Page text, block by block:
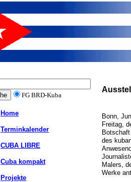
FG BRD-Kuba
Home
Terminkalender
CUBA LIBRE
Cuba kompakt
Projekte
Bonn,
Freitag,
des
Malers,
Werke